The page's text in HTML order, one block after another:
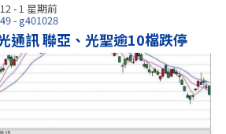
- 1 星期前
- g401028
通訊 聯亞、光聖逾10檔跌停